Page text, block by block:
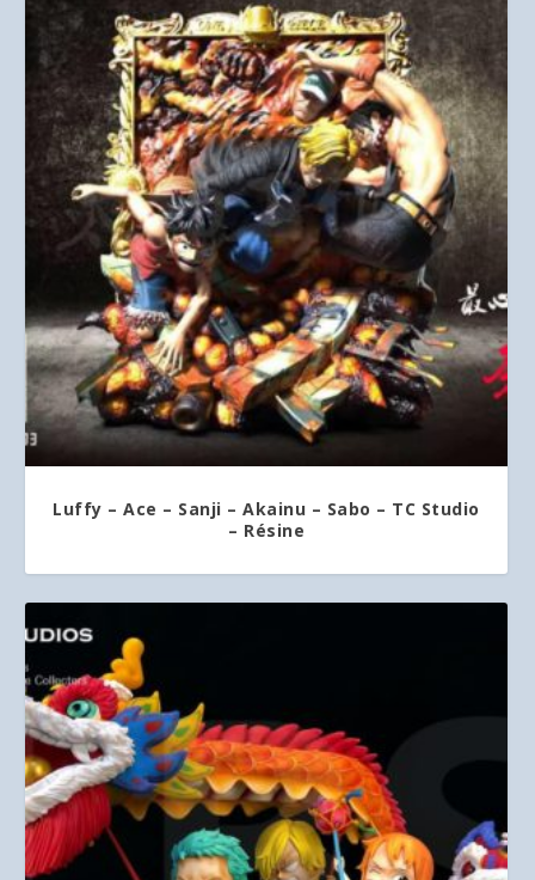
Luffy – Ace – Sanji – Akainu – Sabo – TC Studio
– Résine